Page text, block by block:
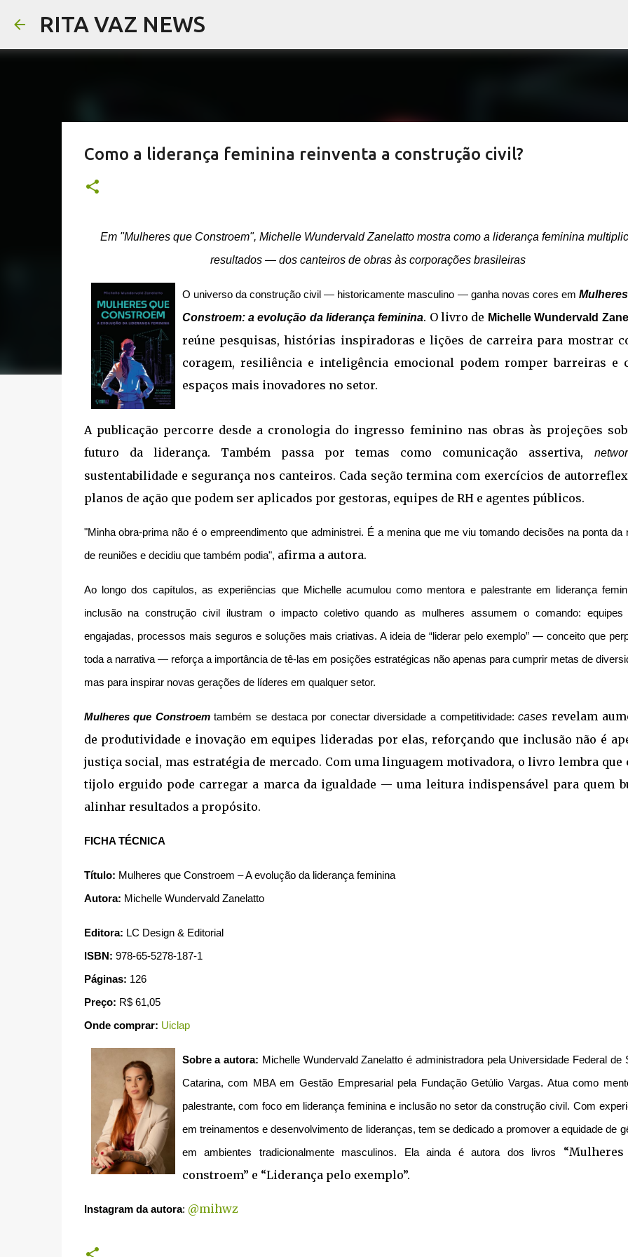
RITA VAZ NEWS
Como a liderança feminina reinventa a construção civil?
Em "Mulheres que Constroem", Michelle Wundervald Zanelatto mostra como a liderança feminina
resultados — dos canteiros de obras às corporações brasileiras
O universo da construção civil — historicamente masculino — ganha novas cores em
Constroem: a evolução da liderança feminina. O livro de Michelle Wundervald
reúne pesquisas, histórias inspiradoras e lições de carreira para mostrar
coragem, resiliência e inteligência emocional podem romper barreiras e
espaços mais inovadores no setor.
A publicação percorre desde a cronologia do ingresso feminino nas obras às projeções
futuro da liderança. Também passa por temas como comunicação assertiva,
sustentabilidade e segurança nos canteiros. Cada seção termina com exercícios de
planos de ação que podem ser aplicados por gestoras, equipes de RH e agentes públicos.
"Minha obra-prima não é o empreendimento que administrei. É a menina que me viu tomando decisões na ponta da
de reuniões e decidiu que também podia", afirma a autora.
Ao longo dos capítulos, as experiências que Michelle acumulou como mentora e palestrante em liderança
inclusão na construção civil ilustram o impacto coletivo quando as mulheres assumem o comando: equipes
engajadas, processos mais seguros e soluções mais criativas. A ideia de “liderar pelo exemplo” — conceito que
toda a narrativa — reforça a importância de tê-las em posições estratégicas não apenas para cumprir metas de
mas para inspirar novas gerações de líderes em qualquer setor.
Mulheres que Constroemtambém se destaca por conectar diversidade a competitividade:cases revelam
de produtividade e inovação em equipes lideradas por elas, reforçando que inclusão não é
justiça social, mas estratégia de mercado. Com uma linguagem motivadora, o livro lembra que
tijolo erguido pode carregar a marca da igualdade — uma leitura indispensável para quem
alinhar resultados a propósito.
FICHA TÉCNICA
Título: Mulheres que Constroem – A evolução da liderança feminina
Autora: Michelle Wundervald Zanelatto
Editora: LC Design & Editorial
ISBN: 978-65-5278-187-1
Páginas: 126
Preço: R$ 61,05
Onde comprar: Uiclap
Sobre a autora: Michelle Wundervald Zanelatto é administradora pela Universidade Federal de
Catarina, com MBA em Gestão Empresarial pela Fundação Getúlio Vargas. Atua como
palestrante, com foco em liderança feminina e inclusão no setor da construção civil. Com
em treinamentos e desenvolvimento de lideranças, tem se dedicado a promover a equidade de
em ambientes tradicionalmente masculinos. Ela ainda é autora dos livros
constroem” e “Liderança pelo exemplo”.
Instagram da autora: @mihwz